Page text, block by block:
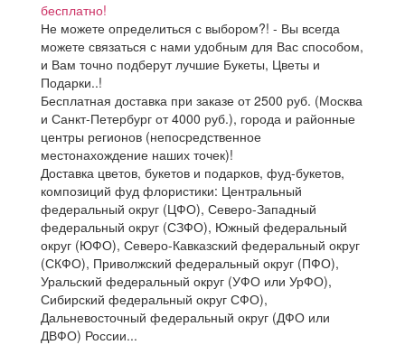
бесплатно!
Не можете определиться с выбором?! - Вы всегда
можете связаться с нами удобным для Вас способом,
и Вам точно подберут лучшие Букеты, Цветы и
Подарки..!
Бесплатная доставка при заказе от 2500 руб. (Москва
и Санкт-Петербург от 4000 руб.), города и районные
центры регионов (непосредственное
местонахождение наших точек)!
Доставка цветов, букетов и подарков, фуд-букетов,
композиций фуд флористики: Центральный
федеральный округ (ЦФО), Северо-Западный
федеральный округ (СЗФО), Южный федеральный
округ (ЮФО), Северо-Кавказский федеральный округ
(СКФО), Приволжский федеральный округ (ПФО),
Уральский федеральный округ (УФО или УрФО),
Сибирский федеральный округ СФО),
Дальневосточный федеральный округ (ДФО или
ДВФО) России...